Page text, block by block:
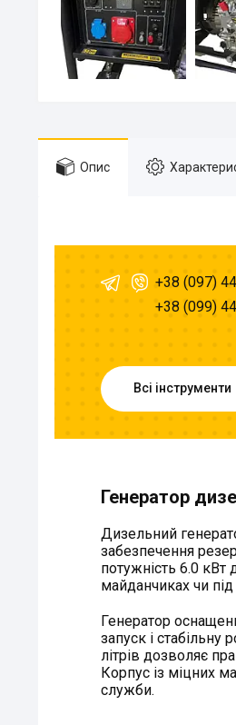
Опис
+38 (097)
+38 (099)
Всі інструменти
Генератор
Дизельний
забезпечення
потужність 6.0
майданчиках чи
Генератор
запуск і стабільну
літрів дозволяє
Корпус із міцних
служби.